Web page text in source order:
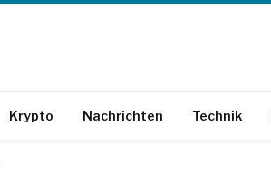
Krypto Nachrichten Technik